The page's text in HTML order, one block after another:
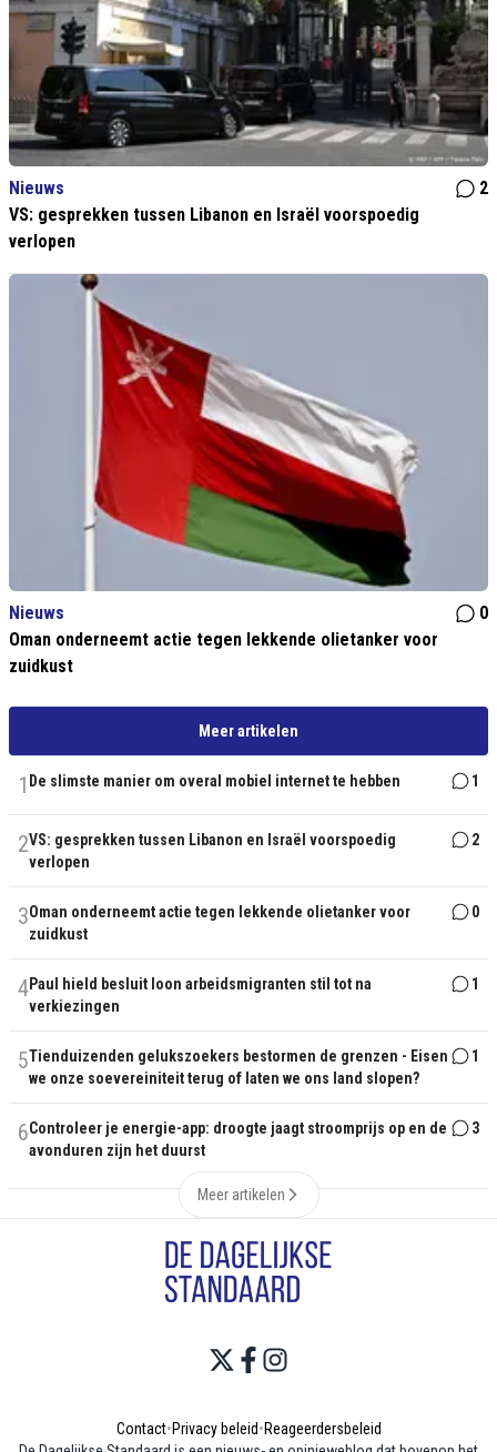
Nieuws
2
VS: gesprekken tussen Libanon en Israël voorspoedig
verlopen
Nieuws
0
Oman onderneemt actie tegen lekkende olietanker voor
zuidkust
Meer artikelen
1 De slimste manier om overal mobiel internet te hebben 1
2VS: gesprekken tussen Libanon en Israël voorspoedig
verlopen
2
3Oman onderneemt actie tegen lekkende olietanker voor
zuidkust
0
4Paul hield besluit loon arbeidsmigranten stil tot na
verkiezingen
1
5Tienduizenden gelukszoekers bestormen de grenzen - Eisen
we onze soevereiniteit terug of laten we ons land slopen?
1
6Controleer je energie-app: droogte jaagt stroomprijs op en de
avonduren zijn het duurst
3
Meer artikelen
Contact•Privacy beleid•Reageerdersbeleid